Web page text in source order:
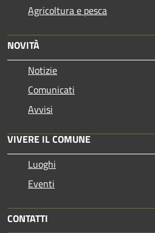
Agricoltura e pesca
NOVITÀ
Notizie
Comunicati
Avvisi
VIVERE IL COMUNE
Luoghi
Eventi
CONTATTI